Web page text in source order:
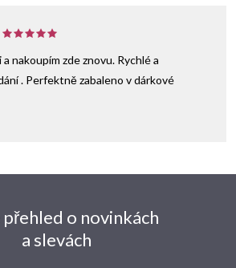
nakoupím zde znovu. Rychlé a
. Perfektně zabaleno v dárkové
o novinkách
a slevách